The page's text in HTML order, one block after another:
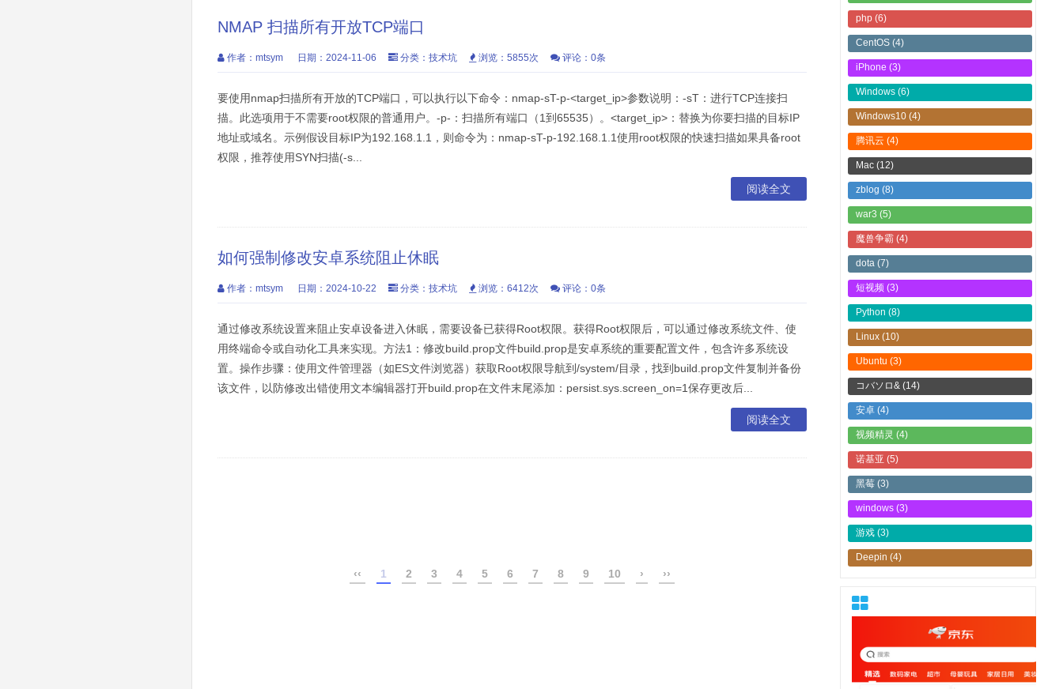
NMAP 扫描所有开放TCP端口
作者：mtsym 日期：2024-11-06 分类：技术坑 浏览：5855次 评论：0条
要使用nmap扫描所有开放的TCP端口，可以执行以下命令：nmap-sT-p-<target_ip>参数说明：-sT：进行TCP连接扫
描。此选项用于不需要root权限的普通用户。-p-：扫描所有端口（1到65535）。<target_ip>：替换为你要扫描的目标IP
地址或域名。示例假设目标IP为192.168.1.1，则命令为：nmap-sT-p-192.168.1.1使用root权限的快速扫描如果具备root
权限，推荐使用SYN扫描(-s...
阅读全文
如何强制修改安卓系统阻止休眠
作者：mtsym 日期：2024-10-22 分类：技术坑 浏览：6412次 评论：0条
通过修改系统设置来阻止安卓设备进入休眠，需要设备已获得Root权限。获得Root权限后，可以通过修改系统文件、使
用终端命令或自动化工具来实现。方法1：修改build.prop文件build.prop是安卓系统的重要配置文件，包含许多系统设
置。操作步骤：使用文件管理器（如ES文件浏览器）获取Root权限导航到/system/目录，找到build.prop文件复制并备份
该文件，以防修改出错使用文本编辑器打开build.prop在文件末尾添加：persist.sys.screen_on=1保存更改后...
阅读全文
‹‹ 1 2 3 4 5 6 7 8 9 10 › ››
php(6)
CentOS(4)
iPhone (3)
Windows(6)
Windows10(4)
腾讯云(4)
Mac(12)
zblog (8)
war3 (5)
魔兽争霸(4)
dota(7)
短视频(3)
Python (8)
Linux(10)
Ubuntu (3)
コバソロ&(14)
安卓(4)
视频精灵 (4)
诺基亚 (5)
黑莓(3)
windows(3)
游戏(3)
Deepin (4)